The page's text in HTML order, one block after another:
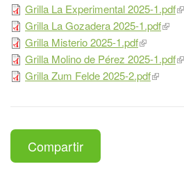
Grilla La Experimental 2025-1.pdf
Grilla La Gozadera 2025-1.pdf
Grilla Misterio 2025-1.pdf
Grilla Molino de Pérez 2025-1.pdf
Grilla Zum Felde 2025-2.pdf
Compartir